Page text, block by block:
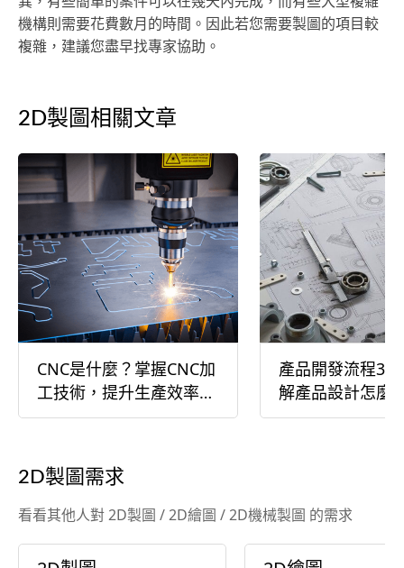
機構則需要花費數月的時間。因此若您需要製圖的項目較
複雜，建議您盡早找專家協助。
2D製圖相關文章
CNC是什麼？掌握CNC加
工技術，提升生產效率與
精度
產品開發流程3
解產品設計怎麼
2D製圖需求
看看其他人對 2D製圖 / 2D繪圖 / 2D機械製圖 的需求